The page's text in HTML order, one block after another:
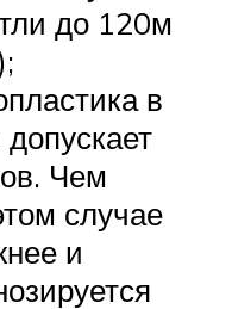
до 120м
в
Чем
случае
и